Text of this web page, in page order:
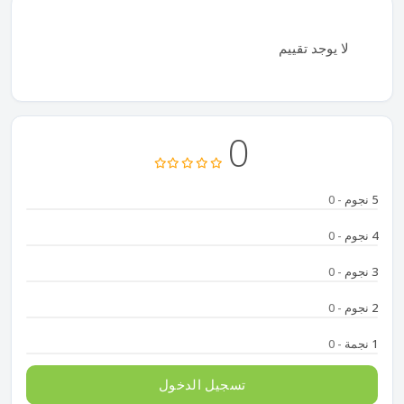
لا يوجد تقييم
0
5 نجوم - 0
4 نجوم - 0
3 نجوم - 0
2 نجوم - 0
1 نجمة - 0
تسجيل الدخول